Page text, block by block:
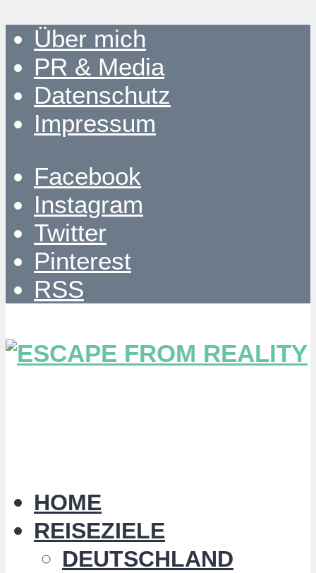
Über mich
PR & Media
Datenschutz
Impressum
Facebook
Instagram
Twitter
Pinterest
RSS
HOME
REISEZIELE
DEUTSCHLAND